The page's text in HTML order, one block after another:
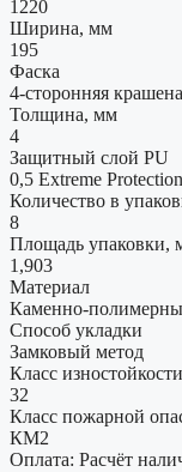
1220
Ширина, мм
195
Фаска
4-сторонняя
Толщина, мм
4
Защитный слой PU
0,5 Extreme Protection
Количество в
8
Площадь упаковки,
1,903
Материал
Каменно-
Способ укладки
Замковый метод
Класс изностойкости
32
Класс пожарной
КМ2
Оплата: Расчёт